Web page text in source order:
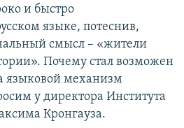
и быстро
языке, потеснив,
смысл – «жители
Почему стал возможен
языковой механизм
у директора Института
Кронгауза.